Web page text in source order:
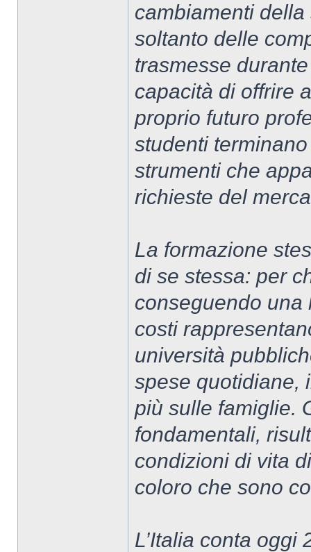
cambiamenti
soltanto delle
trasmesse
capacità di offrire
proprio futuro
studenti
strumenti che
richieste del
La formazione
di se stessa: per
conseguendo una
costi
università
spese quotidiane,
più sulle famiglie.
fondamentali,
condizioni di vita
coloro che sono
L’Italia conta oggi